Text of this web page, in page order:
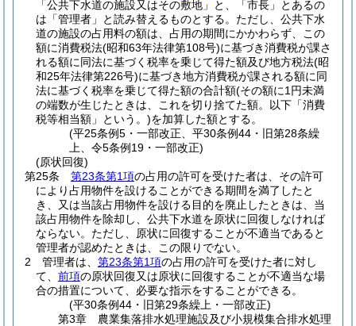
「公共下水道の施設又はその敷地」と、「市長」とあるの
は「管理者」と読み替えるものとする。 ただし、公共下水
道の施設の占用料の額は、占用の期間にかかわらず、この
額に消費税法(昭和63年法律第108号)に基づき消費税が課さ
れる額に同法に基づく税率を乗じて得た額及び地方税法(昭
和25年法律第226号)に基づき地方消費税が課される額に同
法に基づく税率を乗じて得た額の合計額(その額に1円未満
の端数が生じたときは、これを切り捨てた額。以下「消費
税等相当額」という。)を加算した額とする。
(平25条例5・一部改正、平30条例44・旧第28条繰
上、令5条例19・一部改正)
(原状回復)
第25条
第23条第1項の占用の許可を受けた者は、その許可
により占用物件を設けることができる期間を満了したと
き、又は当該占用物件を設ける目的を廃止したときは、当
該占用物件を除却し、公共下水道を原状に回復しなければ
ならない。 ただし、原状に回復することが不適当であると
管理者が認めたときは、この限りでない。
2
管理者は、 第23条第1項の占用の許可を受けた者に対し
て、 前項の原状回復又は原状に回復することが不適当な場
合の措置について、必要な指示をすることができる。
(平30条例44・旧第29条繰上・一部改正)
第3章
農業集落排水処理施設及び小規模集合排水処理